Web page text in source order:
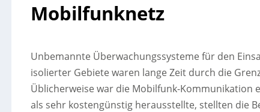
Mobilfunknetz
Unbemannte Überwachungssysteme für den
isolierter Gebiete waren lange Zeit durch die
Üblicherweise war die Mobilfunk-Kommunikation
als sehr kostengünstig herausstellte, stellten die